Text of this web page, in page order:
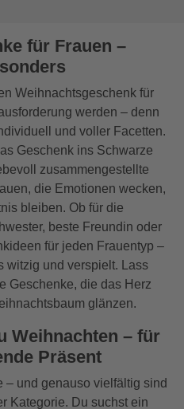
für Frauen –
Weihnachtsgeschenk für
werden – denn
und voller Facetten.
Geschenk ins Schwarze
zusammengestellte
die Emotionen wecken,
bleiben. Ob für die
beste Freundin oder
für jeden Frauentyp –
witzig und verspielt. Lass
Geschenke, die das Herz
glänzen.
Weihnachten – für
Präsent
– und genauso vielfältig sind
Kategorie. Du suchst ein